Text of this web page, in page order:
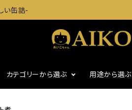
い缶詰-
カテゴリーから選ぶ 用途から選ぶ